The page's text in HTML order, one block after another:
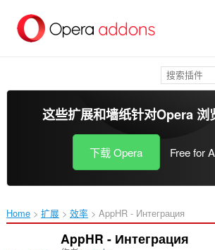
这些扩展和墙纸针对Opera 浏
下载 Opera Free for
Home 扩展 效率 AppHR - Интеграция‎
AppHR - Интеграция